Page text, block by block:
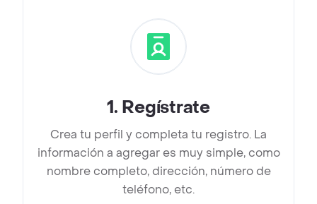
1. Regístrate
Crea tu perfil y completa tu registro. La
información a agregar es muy simple, como
nombre completo, dirección, número de
teléfono, etc.